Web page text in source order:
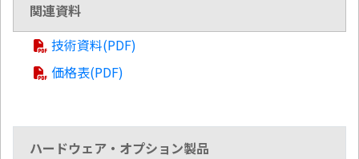
関連資料
技術資料(PDF)
価格表(PDF)
ハードウェア・オプション製品